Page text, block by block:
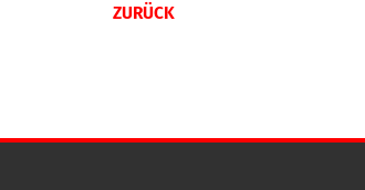
ZURÜCK